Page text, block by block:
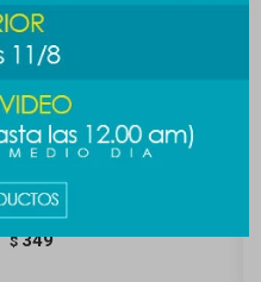
Cepillo de cabello Stitch
$ 349